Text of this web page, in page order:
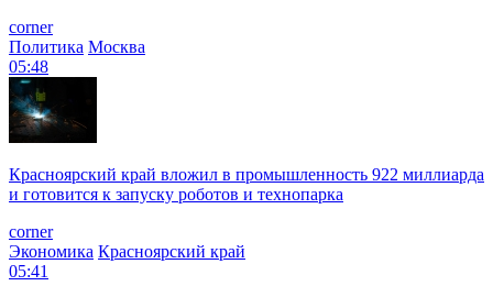
corner
Политика Москва
05:48
Красноярский край вложил в промышленность 922 миллиарда
и готовится к запуску роботов и технопарка
corner
Экономика Красноярский край
05:41